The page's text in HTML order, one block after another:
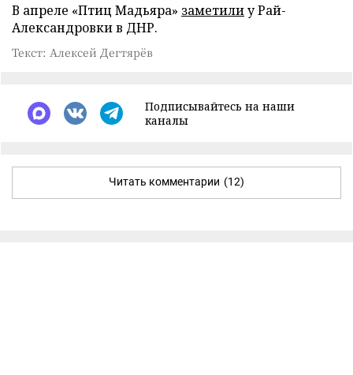
В апреле «Птиц Мадьяра» заметилиу Рай-
Александровки в ДНР.
Текст: Алексей Дегтярёв
Подписывайтесь на наши
каналы
Читать комментарии (12)